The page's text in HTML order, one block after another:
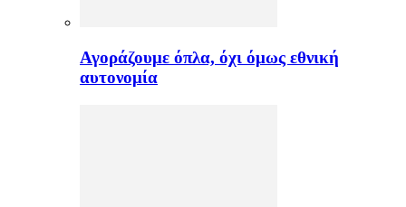
Αγοράζουμε όπλα, όχι όμως εθνική
αυτονομία